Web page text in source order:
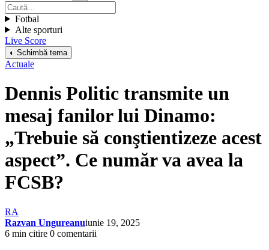
Fotbal
Alte sporturi
Live Score
◐ Schimbă tema
Actuale
Dennis Politic transmite un
mesaj fanilor lui Dinamo:
„Trebuie să conştientizeze acest
aspect”. Ce număr va avea la
FCSB?
RA
Razvan Ungureanuiunie 19, 2025
6 min citire 0 comentarii